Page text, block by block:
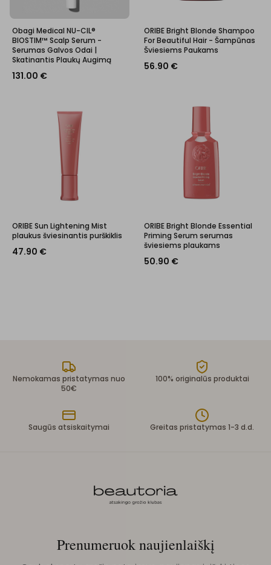
Obagi Medical NU-CIL®
BIOSTIM™ Scalp Serum -
Serumas Galvos Odai |
Skatinantis Plaukų Augimą
131.00 €
ORIBE Bright Blonde Shampoo
For Beautiful Hair - Šampūnas
Šviesiems Paukams
56.90 €
ORIBE Sun Lightening Mist
plaukus šviesinantis purškiklis
47.90 €
ORIBE Bright Blonde Essential
Priming Serum serumas
šviesiems plaukams
50.90 €
Nemokamas pristatymas nuo
50€
100% originalūs produktai
Saugūs atsiskaitymai Greitas pristatymas 1-3 d.d.
Prenumeruok naujienlaiškį